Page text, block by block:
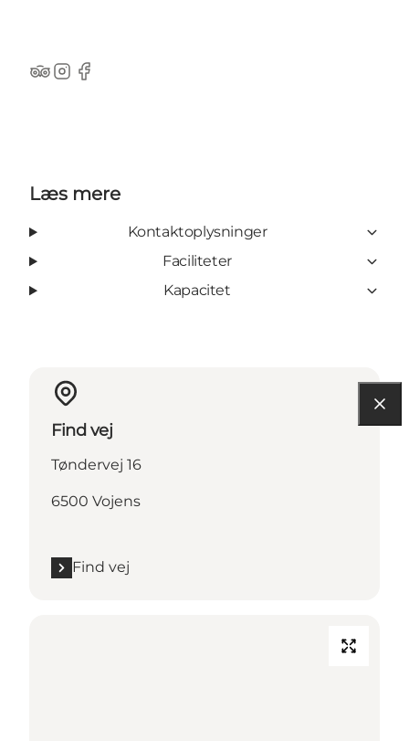
Tripadvisor
instagram
Facebook
Læs mere
Kontaktoplysninger
Faciliteter
Kapacitet
Find vej
Tøndervej 16
6500 Vojens
Find vej